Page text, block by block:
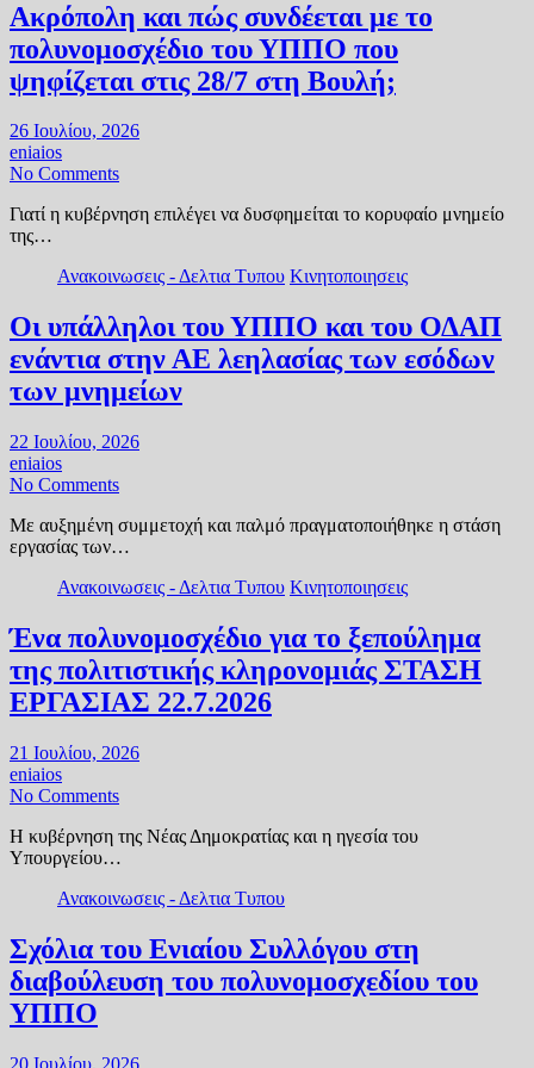
Ακρόπολη και πώς συνδέεται με το
πολυνομοσχέδιο του ΥΠΠΟ που
ψηφίζεται στις 28/7 στη Βουλή;
26 Ιουλίου, 2026
eniaios
No Comments
Γιατί η κυβέρνηση επιλέγει να δυσφημείται το κορυφαίο μνημείο
της…
Ανακοινωσεις - Δελτια Τυπου Κινητοποιησεις
Οι υπάλληλοι του ΥΠΠΟ και του ΟΔΑΠ
ενάντια στην ΑΕ λεηλασίας των εσόδων
των μνημείων
22 Ιουλίου, 2026
eniaios
No Comments
Με αυξημένη συμμετοχή και παλμό πραγματοποιήθηκε η στάση
εργασίας των…
Ανακοινωσεις - Δελτια Τυπου Κινητοποιησεις
Ένα πολυνομοσχέδιο για το ξεπούλημα
της πολιτιστικής κληρονομιάς ΣΤΑΣΗ
ΕΡΓΑΣΙΑΣ 22.7.2026
21 Ιουλίου, 2026
eniaios
No Comments
Η κυβέρνηση της Νέας Δημοκρατίας και η ηγεσία του
Υπουργείου…
Ανακοινωσεις - Δελτια Τυπου
Σχόλια του Ενιαίου Συλλόγου στη
διαβούλευση του πολυνομοσχεδίου του
ΥΠΠΟ
20 Ιουλίου, 2026